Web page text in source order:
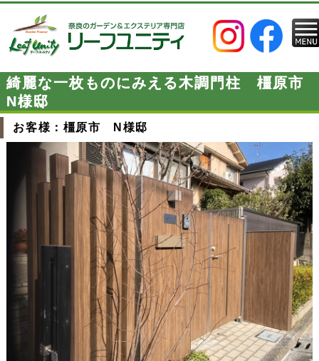
綺麗な一枚ものにみえる木調門柱 橿原市
N様邸
お客様：橿原市 N様邸